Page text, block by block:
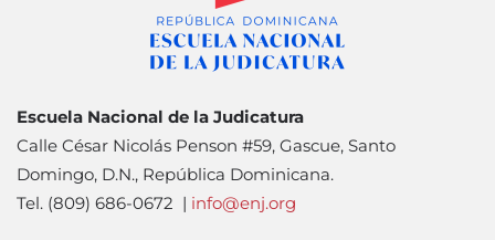
Escuela Nacional de la Judicatura
Calle César Nicolás Penson #59, Gascue, Santo
Domingo, D.N., República Dominicana.
Tel. (809) 686-0672 | info@enj.org